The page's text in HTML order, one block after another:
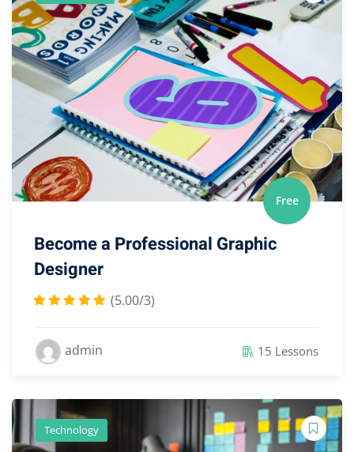
Free
Become a Professional Graphic
Designer
(5.00/3)
admin 15 Lessons
Technology